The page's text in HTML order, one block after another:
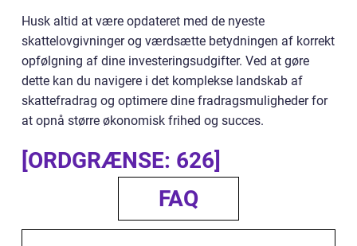
Husk altid at være opdateret med de nyeste
skattelovgivninger og værdsætte betydningen af korrekt
opfølgning af dine investeringsudgifter. Ved at gøre
dette kan du navigere i det komplekse landskab af
skattefradrag og optimere dine fradragsmuligheder for
at opnå større økonomisk frihed og succes.
[ORDGRÆNSE: 626]
FAQ